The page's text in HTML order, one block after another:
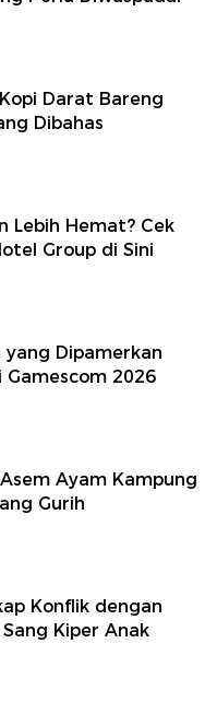
Darat Bareng
Dibahas
Lebih Hemat? Cek
Group di Sini
yang Dipamerkan
Gamescom 2026
Ayam Kampung
Gurih
Konflik dengan
Kiper Anak